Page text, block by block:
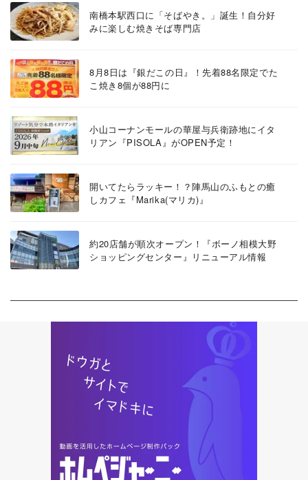
南橋本駅西口に「そばやき。」誕生！自分好
みに楽しむ焼きそば専門店
8月8日は『銀だこの日』！先着88名限定でた
こ焼き8個が88円に
小山コーナンモールの華屋与兵衛跡地にイタ
リアン『PISOLA』がOPEN予定！
開いてたらラッキー！？陣馬山のふもとの癒
しカフェ『Marika(マリカ)』
約20店舗が順次オープン！『ボーノ相模大野
ショッピングセンター』リニューアル情報